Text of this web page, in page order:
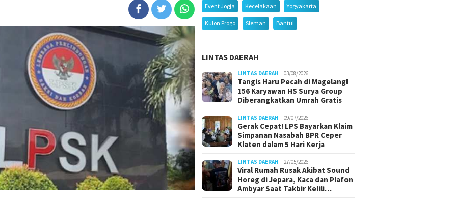
Event Jogja Kecelakaan Yogyakarta
Kulon Progo Sleman Bantul
LINTAS DAERAH
LINTAS DAERAH 03/08/2026
Tangis Haru Pecah di Magelang!
156 Karyawan HS Surya Group
Diberangkatkan Umrah Gratis
LINTAS DAERAH 09/07/2026
Gerak Cepat! LPS Bayarkan Klaim
Simpanan Nasabah BPR Ceper
Klaten dalam 5 Hari Kerja
LINTAS DAERAH 27/05/2026
Viral Rumah Rusak Akibat Sound
Horeg di Jepara, Kaca dan Plafon
Ambyar Saat Takbir Kelili…